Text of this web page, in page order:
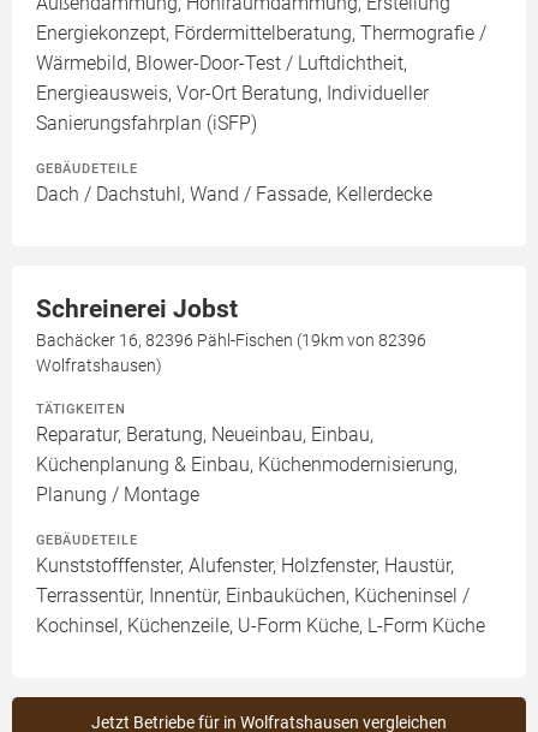
Energiekonzept, Fördermittelberatung, Thermografie /
Wärmebild, Blower-Door-Test / Luftdichtheit,
Energieausweis, Vor-Ort Beratung, Individueller
Sanierungsfahrplan (iSFP)
GEBÄUDETEILE
Dach / Dachstuhl, Wand / Fassade, Kellerdecke
Schreinerei Jobst
Bachäcker 16, 82396 Pähl-Fischen (19km von 82396
Wolfratshausen)
TÄTIGKEITEN
Reparatur, Beratung, Neueinbau, Einbau,
Küchenplanung & Einbau, Küchenmodernisierung,
Planung / Montage
GEBÄUDETEILE
Kunststofffenster, Alufenster, Holzfenster, Haustür,
Terrassentür, Innentür, Einbauküchen, Kücheninsel /
Kochinsel, Küchenzeile, U-Form Küche, L-Form Küche
Jetzt Betriebe für in Wolfratshausen vergleichen